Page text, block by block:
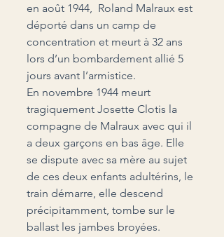
en août 1944,  Roland Malraux est
déporté dans un camp de
concentration et meurt à 32 ans
lors d’un bombardement allié 5
jours avant l’armistice.
En novembre 1944 meurt
tragiquement Josette Clotis la
compagne de Malraux avec qui il
a deux garçons en bas âge. Elle
se dispute avec sa mère au sujet
de ces deux enfants adultérins, le
train démarre, elle descend
précipitamment, tombe sur le
ballast les jambes broyées.